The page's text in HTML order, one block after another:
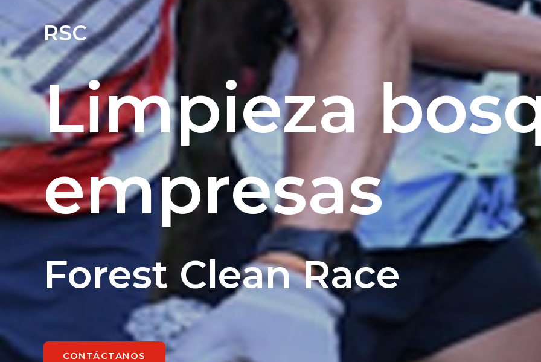
RSC
Limpieza
empresas
Forest Clean Race
CONTÁCTANOS